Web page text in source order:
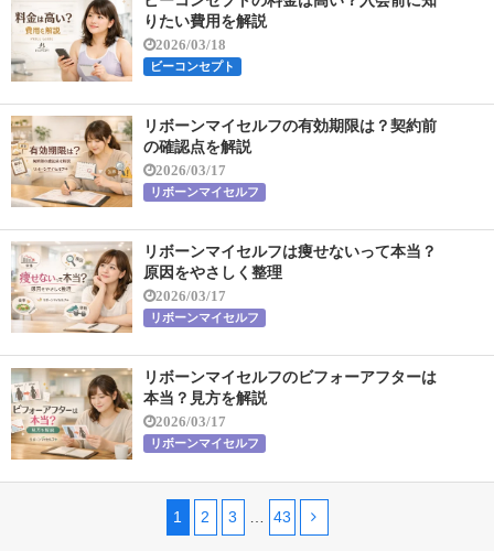
りたい費用を解説
2026/03/18
ビーコンセプト
リボーンマイセルフの有効期限は？契約前
の確認点を解説
2026/03/17
リボーンマイセルフ
リボーンマイセルフは痩せないって本当？
原因をやさしく整理
2026/03/17
リボーンマイセルフ
リボーンマイセルフのビフォーアフターは
本当？見方を解説
2026/03/17
リボーンマイセルフ
1 2 3 43